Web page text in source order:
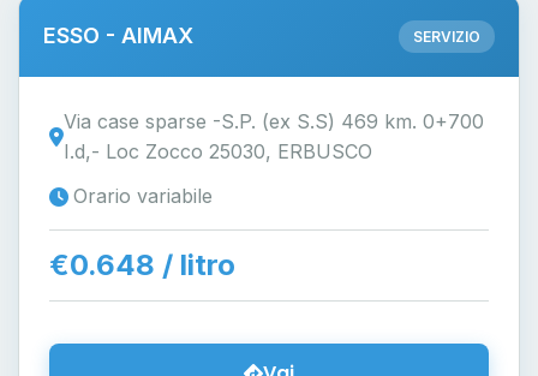
ESSO - AIMAX SERVIZIO
Via case sparse -S.P. (ex S.S) 469 km. 0+700
I.d,- Loc Zocco 25030, ERBUSCO
Orario variabile
€0.648 / litro